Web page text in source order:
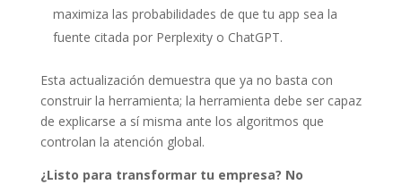
maximiza las probabilidades de que tu app sea la
fuente citada por Perplexity o ChatGPT.
Esta actualización demuestra que ya no basta con
construir la herramienta; la herramienta debe ser capaz
de explicarse a sí misma ante los algoritmos que
controlan la atención global.
¿Listo para transformar tu empresa? No